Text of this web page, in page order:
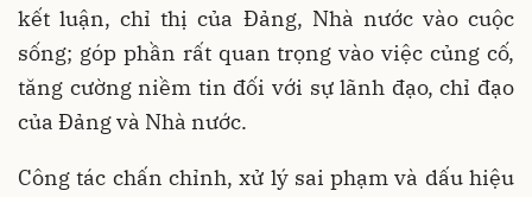
kết luận, chỉ thị của Đảng, Nhà nước vào cuộc
sống; góp phần rất quan trọng vào việc củng cố,
tăng cường niềm tin đối với sự lãnh đạo, chỉ đạo
của Đảng và Nhà nước.
Công tác chấn chỉnh, xử lý sai phạm và dấu hiệu